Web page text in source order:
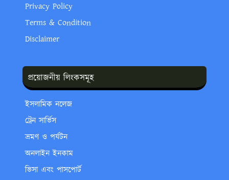
Privacy Policy
Terms & Condition
Disclaimer
প্রয়োজনীয় লিংকসমূহ
ইসলামিক নলেজ
ট্রেন সার্ভিস
ভ্রমণ ও পর্যটন
অনলাইন ইনকাম
ভিসা এবং পাসপোর্ট